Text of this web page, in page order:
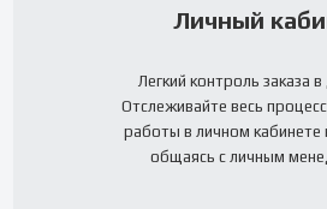
Личный
Легкий контроль заказа в
Отслеживайте весь
работы в личном кабинете
общаясь с личным